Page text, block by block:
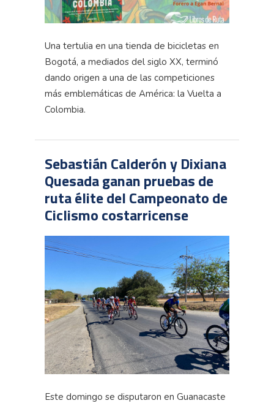
Una tertulia en una tienda de bicicletas en
Bogotá, a mediados del siglo XX, terminó
dando origen a una de las competiciones
más emblemáticas de América: la Vuelta a
Colombia.
Sebastián Calderón y Dixiana
Quesada ganan pruebas de
ruta élite del Campeonato de
Ciclismo costarricense
Este domingo se disputaron en Guanacaste